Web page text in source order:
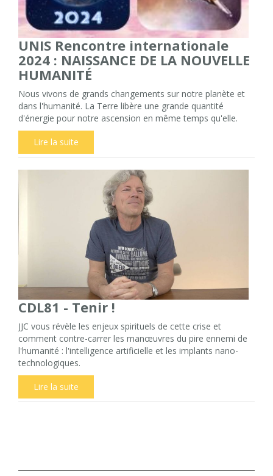
UNIS Rencontre internationale
2024 : NAISSANCE DE LA NOUVELLE
HUMANITÉ
Nous vivons de grands changements sur notre planète et
dans l'humanité. La Terre libère une grande quantité
d'énergie pour notre ascension en même temps qu'elle.
Lire la suite
CDL81 - Tenir !
JJC vous révèle les enjeux spirituels de cette crise et
comment contre-carrer les manœuvres du pire ennemi de
l'humanité : l'intelligence artificielle et les implants nano-
technologiques.
Lire la suite